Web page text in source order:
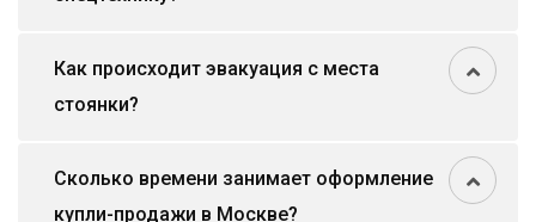
Как происходит эвакуация с места
стоянки?
Сколько времени занимает оформление
купли-продажи в Москве?